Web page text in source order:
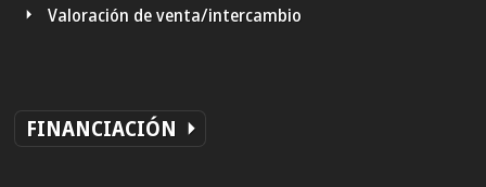
Valoración de venta/intercambio
FINANCIACIÓN